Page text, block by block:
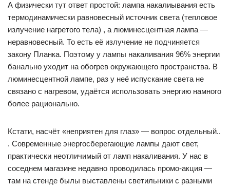
А физически тут ответ простой: лампа накалиывания есть
термодинамически равновесный источник света (тепловое
излучение нагретого тела) , а люминесцентная лампа —
неравновесный. То есть её излучение не подчиняется
закону Планка. Поэтому у лампы накаливания 96% энергии
банально уходит на обогрев окружающего пространства. В
люминесцентной лампе, раз у неё испускание света не
связано с нагревом, удаётся использовать энергию намного
более рационально.
Кстати, насчёт «неприятен для глаз» — вопрос отдельный..
. Современные энергосберегающие лампы дают свет,
практически неотличимый от ламп накаливания. У нас в
соседнем магазине недавно проводилась промо-акция —
там на стенде былы выставлены светильники с разными